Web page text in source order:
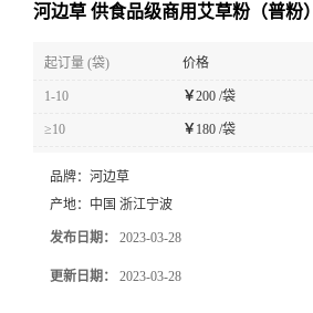
河边草 供食品级商用艾草粉（普粉）
起订量 (袋) 价格
1-10 ￥200 /袋
≥10 ￥ 180 /袋
品牌： 河边草
产地： 中国 浙江宁波
发布日期： 2023-03-28
更新日期： 2023-03-28